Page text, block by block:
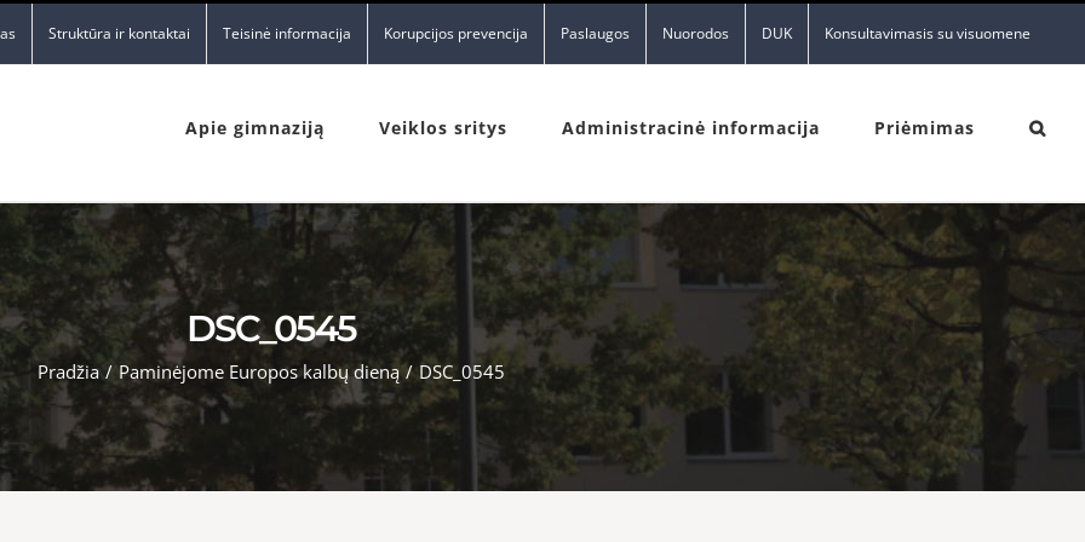
Struktūra ir kontaktai Teisinė informacija Korupcijos prevencija Paslaugos Nuorodos DUK Konsultavimasis su visuomene
Apie gimnaziją Veiklos sritys Administracinė informacija Priėmimas
DSC_0545
Pradžia / Paminėjome Europos kalbų dieną / DSC_0545